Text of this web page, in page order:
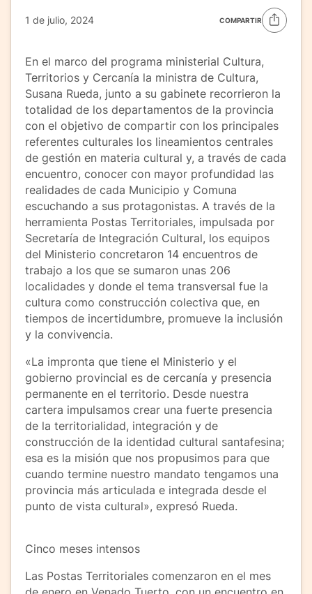
1 de julio, 2024 COMPARTIR
En el marco del programa ministerial Cultura,
Territorios y Cercanía la ministra de Cultura,
Susana Rueda, junto a su gabinete recorrieron la
totalidad de los departamentos de la provincia
con el objetivo de compartir con los principales
referentes culturales los lineamientos centrales
de gestión en materia cultural y, a través de cada
encuentro, conocer con mayor profundidad las
realidades de cada Municipio y Comuna
escuchando a sus protagonistas. A través de la
herramienta Postas Territoriales, impulsada por
Secretaría de Integración Cultural, los equipos
del Ministerio concretaron 14 encuentros de
trabajo a los que se sumaron unas 206
localidades y donde el tema transversal fue la
cultura como construcción colectiva que, en
tiempos de incertidumbre, promueve la inclusión
y la convivencia.
«La impronta que tiene el Ministerio y el
gobierno provincial es de cercanía y presencia
permanente en el territorio. Desde nuestra
cartera impulsamos crear una fuerte presencia
de la territorialidad, integración y de
construcción de la identidad cultural santafesina;
esa es la misión que nos propusimos para que
cuando termine nuestro mandato tengamos una
provincia más articulada e integrada desde el
punto de vista cultural», expresó Rueda.
Cinco meses intensos
Las Postas Territoriales comenzaron en el mes